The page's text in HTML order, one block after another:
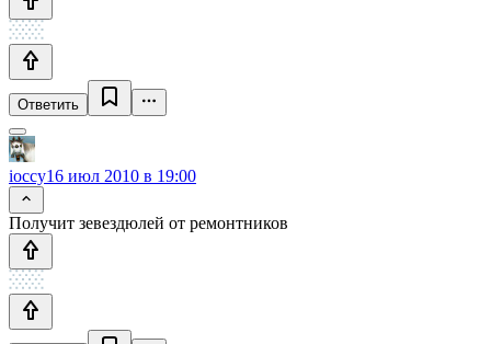
Ответить
ioccy16 июл 2010 в 19:00
Получит зевездюлей от ремонтников